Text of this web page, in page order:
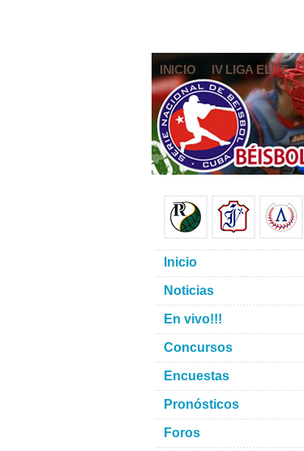
INICIO IV LIGA ELITE
Inicio
Noticias
En vivo!!!
Concursos
Encuestas
Pronósticos
Foros